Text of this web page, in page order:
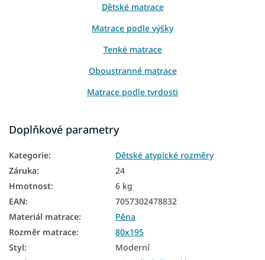
Dětské matrace
Matrace podle výšky
Tenké matrace
Oboustranné matrace
Matrace podle tvrdosti
Dětské nezónované matrace
Dětské molitanové matrace
Matrace tvrdost H3
Doplňkové parametry
Kategorie:
Dětské atypické rozměry
Záruka:
24
Hmotnost:
6 kg
EAN:
7057302478832
Materiál matrace:
Pěna
Rozměr matrace:
80x195
Styl:
Moderní